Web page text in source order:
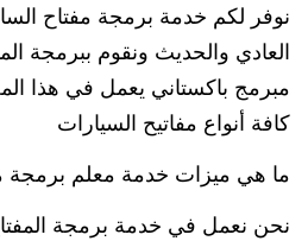
نوفر لكم خدمة برمجة مفتاح
العادي والحديث ونقوم ببرمجة
مبرمج باكستاني يعمل في هذا
كافة أنواع مفاتيح السيارات
ما هي ميزات خدمة معلم برمجة
نحن نعمل في خدمة برمجة